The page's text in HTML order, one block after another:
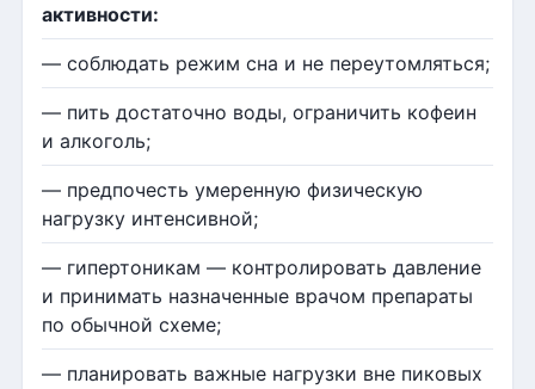
активности:
— соблюдать режим сна и не переутомляться;
— пить достаточно воды, ограничить кофеин
и алкоголь;
— предпочесть умеренную физическую
нагрузку интенсивной;
— гипертоникам — контролировать давление
и принимать назначенные врачом препараты
по обычной схеме;
— планировать важные нагрузки вне пиковых